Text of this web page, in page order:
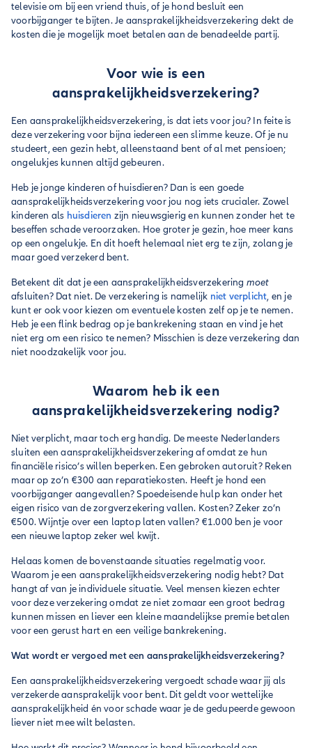
televisie om bij een vriend thuis, of je hond besluit een
voorbijganger te bijten. Je aansprakelijkheidsverzekering dekt de
kosten die je mogelijk moet betalen aan de benadeelde partij.
Voor wie is een
aansprakelijkheidsverzekering?
Een aansprakelijkheidsverzekering, is dat iets voor jou? In feite is
deze verzekering voor bijna iedereen een slimme keuze. Of je nu
studeert, een gezin hebt, alleenstaand bent of al met pensioen;
ongelukjes kunnen altijd gebeuren.
Heb je jonge kinderen of huisdieren? Dan is een goede
aansprakelijkheidsverzekering voor jou nog iets crucialer. Zowel
kinderen als huisdieren zijn nieuwsgierig en kunnen zonder het te
beseffen schade veroorzaken. Hoe groter je gezin, hoe meer kans
op een ongelukje. En dit hoeft helemaal niet erg te zijn, zolang je
maar goed verzekerd bent.
Betekent dit dat je een aansprakelijkheidsverzekering moet
afsluiten? Dat niet. De verzekering is namelijk niet verplicht, en je
kunt er ook voor kiezen om eventuele kosten zelf op je te nemen.
Heb je een flink bedrag op je bankrekening staan en vind je het
niet erg om een risico te nemen? Misschien is deze verzekering dan
niet noodzakelijk voor jou.
Waarom heb ik een
aansprakelijkheidsverzekering nodig?
Niet verplicht, maar toch erg handig. De meeste Nederlanders
sluiten een aansprakelijkheidsverzekering af omdat ze hun
financiële risico’s willen beperken. Een gebroken autoruit? Reken
maar op zo’n €300 aan reparatiekosten. Heeft je hond een
voorbijganger aangevallen? Spoedeisende hulp kan onder het
eigen risico van de zorgverzekering vallen. Kosten? Zeker zo’n
€500. Wijntje over een laptop laten vallen? €1.000 ben je voor
een nieuwe laptop zeker wel kwijt.
Helaas komen de bovenstaande situaties regelmatig voor.
Waarom je een aansprakelijkheidsverzekering nodig hebt? Dat
hangt af van je individuele situatie. Veel mensen kiezen echter
voor deze verzekering omdat ze niet zomaar een groot bedrag
kunnen missen en liever een kleine maandelijkse premie betalen
voor een gerust hart en een veilige bankrekening.
Wat wordt er vergoed met een aansprakelijkheidsverzekering?
Een aansprakelijkheidsverzekering vergoedt schade waar jij als
verzekerde aansprakelijk voor bent. Dit geldt voor wettelijke
aansprakelijkheid én voor schade waar je de gedupeerde gewoon
liever niet mee wilt belasten.